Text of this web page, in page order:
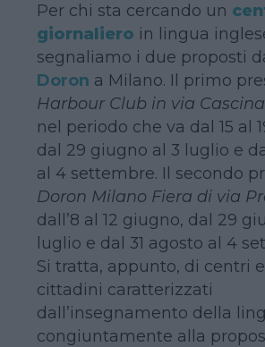
Per chi sta cercando un
giornaliero in lingua
segnaliamo i due proposti
Doron a Milano. Il primo
Harbour Club in via
nel periodo che va dal 15 al
dal 29 giugno al 3 luglio e
al 4 settembre. Il secondo
Doron Milano Fiera di via
dall’8 al 12 giugno, dal 29
luglio e dal 31 agosto al 4
Si tratta, appunto, di centri
cittadini caratterizzati
dall’insegnamento della
congiuntamente alla